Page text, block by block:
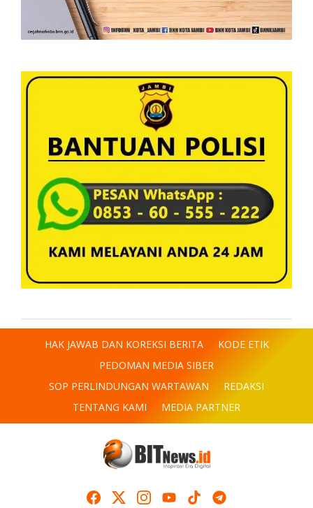
HAK JAWAB DAN KOREKSI BERITA
KODE ETIK
PEDOMAN MEDIA SIBER
SOP PERLINDUNGAN WARTAWAN
REDAKSI
TENTANG KAMI
MEDIA PARTNER